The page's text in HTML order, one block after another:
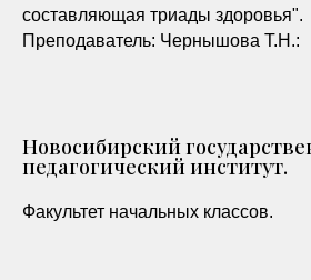
составляющая триады здоровья".
Преподаватель: Чернышова Т.Н.:
Новосибирский
педагогический институт.
Факультет начальных классов.